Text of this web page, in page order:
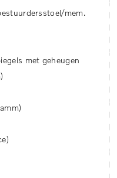
mem.
met geheugen